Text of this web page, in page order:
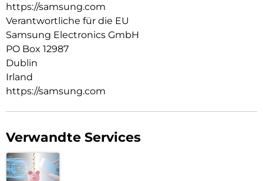
https://samsung.com
Verantwortliche für die EU
Samsung Electronics GmbH
PO Box 12987
Dublin
Irland
https://samsung.com
Verwandte Services